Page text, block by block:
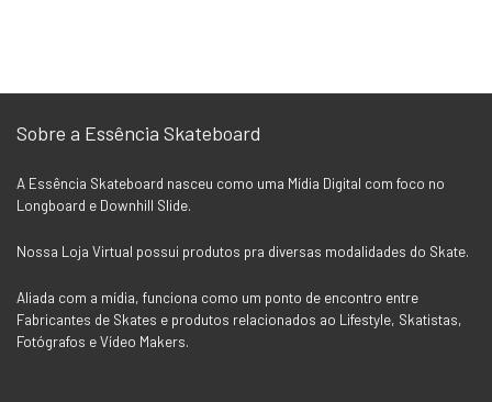
Sobre a Essência Skateboard
A Essência Skateboard nasceu como uma Mídia Digital com foco no
Longboard e Downhill Slide.
Nossa Loja Virtual possui produtos pra diversas modalidades do Skate.
Aliada com a mídia, funciona como um ponto de encontro entre
Fabricantes de Skates e produtos relacionados ao Lifestyle, Skatistas,
Fotógrafos e Vídeo Makers.